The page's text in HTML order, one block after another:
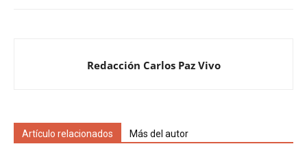
Redacción Carlos Paz Vivo
Artículo relacionados Más del autor